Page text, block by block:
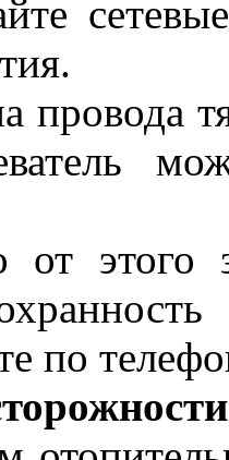
провода
от
по